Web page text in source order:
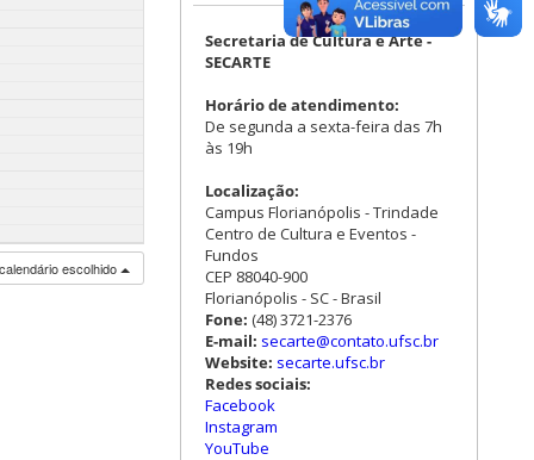
escolhido
Secretaria de Cultura e Arte -
SECARTE
Horário de atendimento:
De segunda a sexta-feira das 7h
às 19h
Localização:
Campus Florianópolis - Trindade
Centro de Cultura e Eventos -
Fundos
CEP 88040-900
Florianópolis - SC - Brasil
Fone: (48) 3721-2376
E-mail: secarte@contato.ufsc.br
Website: secarte.ufsc.br
Redes sociais:
Facebook
Instagram
YouTube